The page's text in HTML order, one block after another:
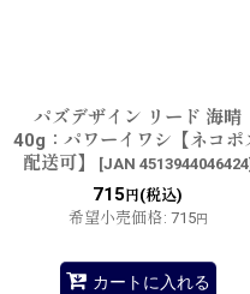
パズデザイン リード 海晴
40g：パワーイワシ【ネコポ
配送可】
[JAN 4513944046424]
715 円(税込)
希望小売価格: 715円
カートに入れる